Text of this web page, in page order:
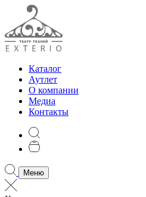
Каталог
Аутлет
О компании
Медиа
Контакты
Меню